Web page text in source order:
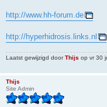
http://www.hh-forum.de
http://hyperhidrosis.links.nl
Laatst gewijzigd doorThijs op vr 30
Thijs
Site Admin